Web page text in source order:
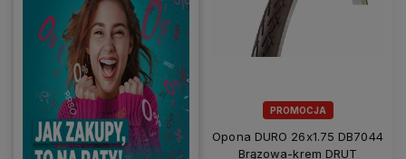
PROMOCJA
Opona DURO 26x1.75 DB7044
Brązowa-krem DRUT